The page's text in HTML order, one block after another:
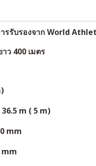
รรับรองจาก World
ว 400 เมตร
m ( 5 m)
mm